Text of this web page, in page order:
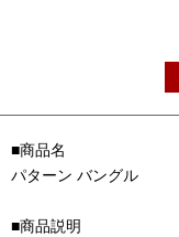
■商品名
パターン バングル
■商品説明